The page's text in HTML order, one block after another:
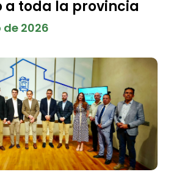
a toda la provincia
2026